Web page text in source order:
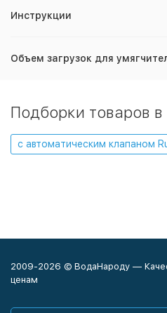
Инструкции
Объем загрузок для
Подборки товаров в
с автоматическим клапаном
2009-2026 © ВодаНароду —
ценам